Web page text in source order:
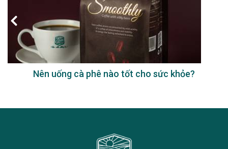
Nên uống cà phê nào tốt cho sức khỏe?